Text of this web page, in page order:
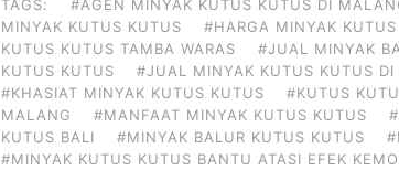
TAGS: #AGEN MINYAK KUTUS KUTUS DI
MINYAK KUTUS KUTUS
#HARGA MINYAK
KUTUS KUTUS TAMBA WARAS
#JUAL MINYAK
KUTUS KUTUS
#JUAL MINYAK KUTUS KUTUS
#KHASIAT MINYAK KUTUS KUTUS
#KUTUS
MALANG
#MANFAAT MINYAK KUTUS KUTUS
KUTUS BALI
#MINYAK BALUR KUTUS KUTUS
#MINYAK KUTUS KUTUS BANTU ATASI EFEK